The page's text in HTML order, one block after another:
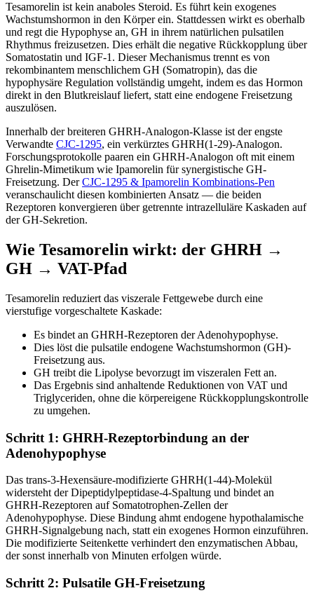
Tesamorelin ist kein anaboles Steroid. Es führt kein exogenes
Wachstumshormon in den Körper ein. Stattdessen wirkt es oberhalb
und regt die Hypophyse an, GH in ihrem natürlichen pulsatilen
Rhythmus freizusetzen. Dies erhält die negative Rückkopplung über
Somatostatin und IGF-1. Dieser Mechanismus trennt es von
rekombinantem menschlichem GH (Somatropin), das die
hypophysäre Regulation vollständig umgeht, indem es das Hormon
direkt in den Blutkreislauf liefert, statt eine endogene Freisetzung
auszulösen.
Innerhalb der breiteren GHRH-Analogon-Klasse ist der engste
Verwandte CJC-1295, ein verkürztes GHRH(1-29)-Analogon.
Forschungsprotokolle paaren ein GHRH-Analogon oft mit einem
Ghrelin-Mimetikum wie Ipamorelin für synergistische GH-
Freisetzung. DerCJC-1295 & Ipamorelin Kombinations-Pen
veranschaulicht diesen kombinierten Ansatz — die beiden
Rezeptoren konvergieren über getrennte intrazelluläre Kaskaden auf
der GH-Sekretion.
Wie Tesamorelin wirkt: der GHRH →
GH → VAT-Pfad
Tesamorelin reduziert das viszerale Fettgewebe durch eine
vierstufige vorgeschaltete Kaskade:
Es bindet an GHRH-Rezeptoren der Adenohypophyse.
Dies löst die pulsatile endogene Wachstumshormon (GH)-
Freisetzung aus.
GH treibt die Lipolyse bevorzugt im viszeralen Fett an.
Das Ergebnis sind anhaltende Reduktionen von VAT und
Triglyceriden, ohne die körpereigene Rückkopplungskontrolle
zu umgehen.
Schritt 1: GHRH-Rezeptorbindung an der
Adenohypophyse
Das trans-3-Hexensäure-modifizierte GHRH(1-44)-Molekül
widersteht der Dipeptidylpeptidase-4-Spaltung und bindet an
GHRH-Rezeptoren auf Somatotrophen-Zellen der
Adenohypophyse. Diese Bindung ahmt endogene hypothalamische
GHRH-Signalgebung nach, statt ein exogenes Hormon einzuführen.
Die modifizierte Seitenkette verhindert den enzymatischen Abbau,
der sonst innerhalb von Minuten erfolgen würde.
Schritt 2: Pulsatile GH-Freisetzung